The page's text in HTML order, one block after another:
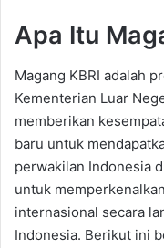
Apa Itu
Magang KBRI adalah
Kementerian Luar
memberikan
baru untuk
perwakilan Indonesia
untuk
internasional secara
Indonesia. Berikut ini